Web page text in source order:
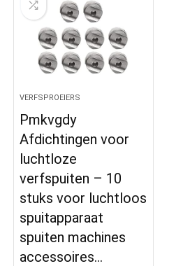
VERFSPROEIERS
Pmkvgdy
Afdichtingen voor
luchtloze
verfspuiten – 10
stuks voor luchtloos
spuitapparaat
spuiten machines
accessoires…